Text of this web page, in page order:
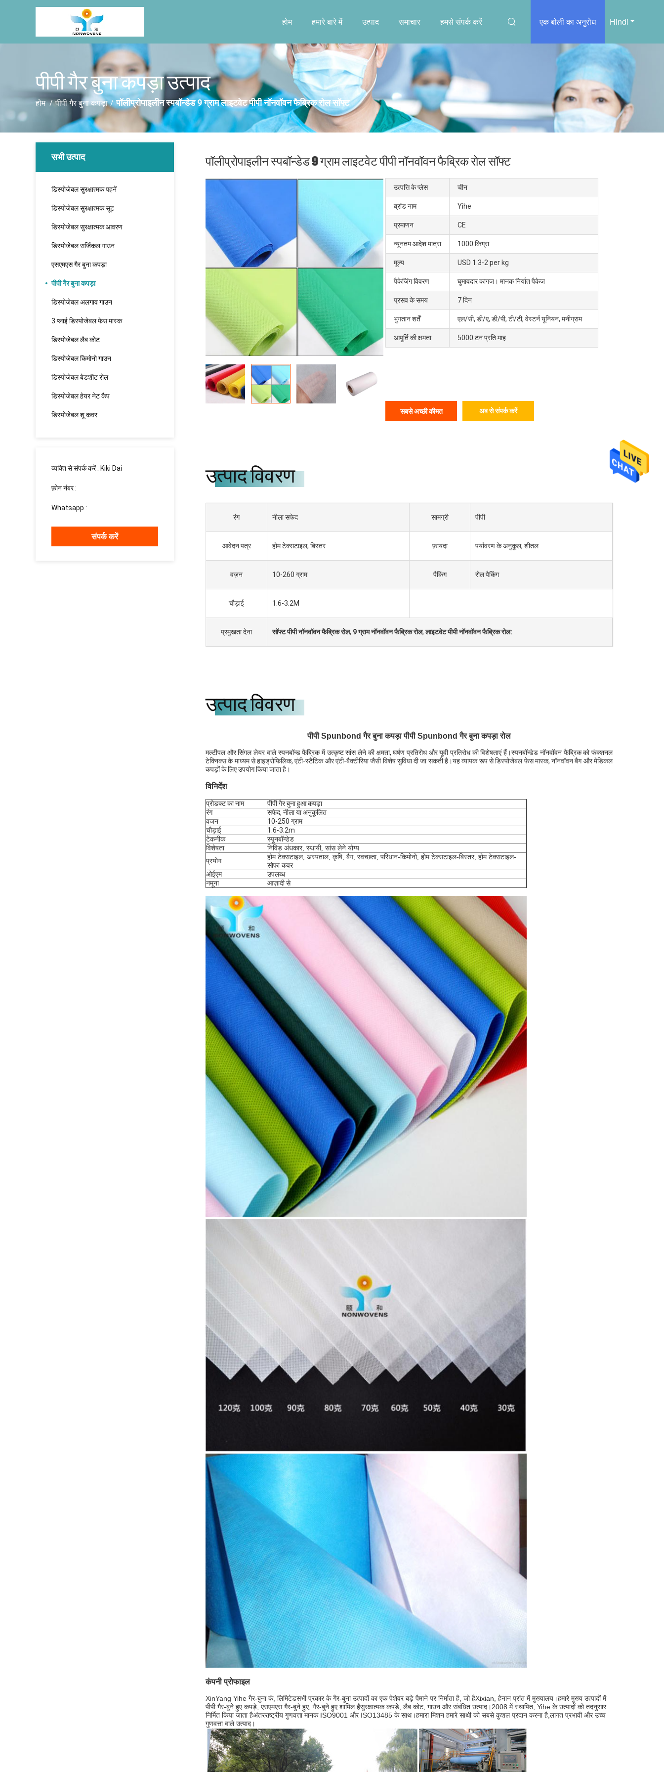
Hindi
एक बोली का अनुरोध
होम हमारे बारे में उत्पाद समाचार हमसे संपर्क करें
पीपी गैर बुना कपड़ा उत्पाद
होम / पीपी गैर बुना कपड़ा / पॉलीप्रोपाइलीन स्पबॉन्डेड 9 ग्राम लाइटवेट पीपी नॉनवॉवन फैब्रिक रोल सॉफ्ट
सभी उत्पाद
डिस्पोजेबल सुरक्षात्मक पहनें
डिस्पोजेबल सुरक्षात्मक सूट
डिस्पोजेबल सुरक्षात्मक आवरण
डिस्पोजेबल सर्जिकल गाउन
एसएमएस गैर बुना कपड़ा
पीपी गैर बुना कपड़ा
डिस्पोजेबल अलगाव गाउन
3 प्लाई डिस्पोजेबल फेस मास्क
डिस्पोजेबल लैब कोट
डिस्पोजेबल किमोनो गाउन
डिस्पोजेबल बेडशीट रोल
डिस्पोजेबल हेयर नेट कैप
डिस्पोजेबल शू कवर
व्यक्ति से संपर्क करें : Kiki Dai
फ़ोन नंबर :
Whatsapp :
संपर्क करें
पॉलीप्रोपाइलीन स्पबॉन्डेड 9 ग्राम लाइटवेट पीपी नॉनवॉवन फैब्रिक रोल सॉफ्ट
उत्पत्ति के प्लेस चीन
ब्रांड नाम Yihe
प्रमाणन CE
न्यूनतम आदेश मात्रा 1000 किग्रा
मूल्य USD 1.3-2 per kg
पैकेजिंग विवरण घुमावदार कागज। मानक निर्यात पैकेज
प्रसव के समय 7 दिन
भुगतान शर्तें एल/सी, डी/ए, डी/पी, टी/टी, वेस्टर्न यूनियन, मनीग्राम
आपूर्ति की क्षमता 5000 टन प्रति माह
सबसे अच्छी कीमत अब से संपर्क करें
उत्पाद विवरण
रंग नीला सफेद सामग्री पीपी
आवेदन पत्र होम टेक्सटाइल, बिस्तर फ़ायदा पर्यावरण के अनुकूल, शीतल
वज़न 10-260 ग्राम पैकिंग रोल पैकिंग
चौड़ाई 1.6-3.2M
प्रमुखता देना सॉफ्ट पीपी नॉनवॉवन फैब्रिक रोल, 9 ग्राम नॉनवॉवन फैब्रिक रोल,लाइटवेट पीपी नॉनवॉवन फैब्रिक रोल:
उत्पाद विवरण
पीपी Spunbond गैर बुना कपड़ा पीपी Spunbond गैर बुना कपड़ा रोल
मल्टीपल और सिंगल लेयर वाले स्पनबॉन्ड फैब्रिक में उत्कृष्ट सांस लेने की क्षमता, घर्षण प्रतिरोध और यूवी प्रतिरोध की विशेषताएं हैं।स्पनबॉन्डेड नॉनवॉवन फैब्रिक को फंक्शनल
टेक्निक्स के माध्यम से हाइड्रोफिलिक, एंटी-स्टैटिक और एंटी-बैक्टीरिया जैसी विशेष सुविधा दी जा सकती है।यह व्यापक रूप से डिस्पोजेबल फेस मास्क, नॉनवॉवन बैग और मेडिकल
कपड़ों के लिए उपयोग किया जाता है।
विनिर्देश
प्रोडक्ट का नाम
पीपी गैर बुना हुआ कपड़ा
रंग
सफेद, नीला या अनुकूलित
वजन
10-250 ग्राम
चौड़ाई
1.6-3.2m
टेकनीक
स्पूनबॉन्डेड
विशेषता
निविड़ अंधकार, स्थायी, सांस लेने योग्य
प्रयोग
होम टेक्सटाइल, अस्पताल, कृषि, बैग, स्वच्छता, परिधान-किमोनो, होम टेक्सटाइल-बिस्तर, होम टेक्सटाइल-
सोफा कवर
ओईएम
उपलब्ध
नमूना आज़ादी से
कंपनी प्रोफाइल
XinYang Yihe गैर-बुना कं, लिमिटेडसभी प्रकार के गैर-बुना उत्पादों का एक पेशेवर बड़े पैमाने पर निर्माता है, जो हैXixian, हेनान प्रांत में मुख्यालय।हमारे मुख्य उत्पादों में
पीपी गैर-बुने हुए कपड़े, एसएमएस गैर-बुने हुए, गैर-बुने हुए शामिल हैंसुरक्षात्मक कपड़े, लैब कोट, गाउन और संबंधित उत्पाद।2008 में स्थापित, Yihe के उत्पादों को तदनुसार
निर्मित किया जाता हैअंतरराष्ट्रीय गुणवत्ता मानक ISO9001 और ISO13485 के साथ।हमारा मिशन हमारे साथी को सबसे कुशल प्रदान करना है,लागत प्रभावी और उच्च
गुणवत्ता वाले उत्पाद।